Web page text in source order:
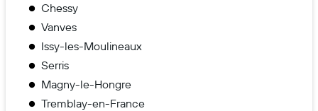
Chessy
Vanves
Issy-les-Moulineaux
Serris
Magny-le-Hongre
Tremblay-en-France